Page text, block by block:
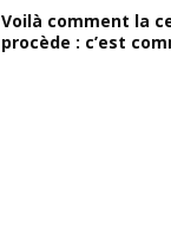
Voilà comment la
procède : c’est